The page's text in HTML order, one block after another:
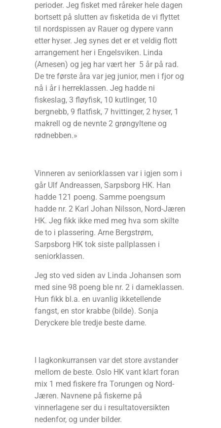
perioder. Jeg fisket med råreker hele dagen
bortsett på slutten av fisketida de vi flyttet
til nordspissen av Rauer og dypere vann
etter hyser. Jeg synes det er et veldig flott
arrangement her i Engelsviken. Linda
(Arnesen) og jeg har vært her 5 år på rad.
De tre første åra var jeg junior, men i fjor og
nå i år i herreklassen. Jeg hadde ni
fiskeslag, 3 fløyfisk, 10 kutlinger, 10
bergnebb, 9 flatfisk, 7 hvittinger, 2 hyser, 1
makrell og de nevnte 2 grøngyltene og
rødnebben.»
Vinneren av seniorklassen var i igjen som i
går Ulf Andreassen, Sarpsborg HK. Han
hadde 121 poeng. Samme poengsum
hadde nr. 2 Karl Johan Nilsson, Nord-Jæren
HK. Jeg fikk ikke med meg hva som skilte
de to i plassering. Arne Bergstrøm,
Sarpsborg HK tok siste pallplassen i
seniorklassen.
Jeg sto ved siden av Linda Johansen som
med sine 98 poeng ble nr. 2 i dameklassen.
Hun fikk bl.a. en uvanlig ikketellende
fangst, en stor krabbe (bilde). Sonja
Deryckere ble tredje beste dame.
I lagkonkurransen var det store avstander
mellom de beste. Oslo HK vant klart foran
mix 1 med fiskere fra Torungen og Nord-
Jæren. Navnene på fiskerne på
vinnerlagene ser du i resultatoversikten
nedenfor, og under bilder.